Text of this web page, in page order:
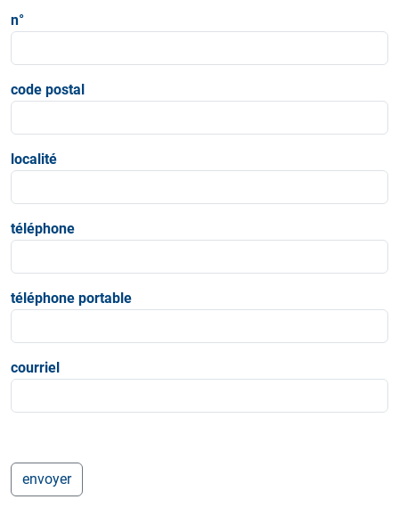
n°
code postal
localité
téléphone
téléphone portable
courriel